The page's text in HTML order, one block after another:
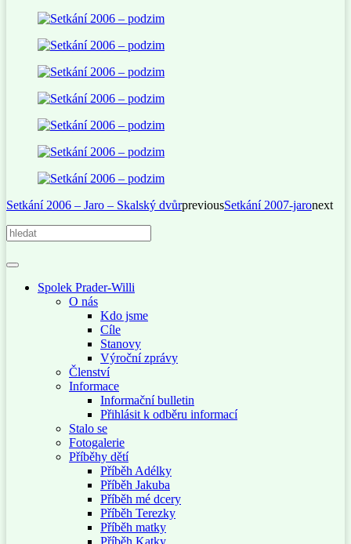
Setkání 2006 – Jaro – Skalský dvůrpreviousSetkání 2007-jaronext
Spolek Prader-Willi
O nás
Kdo jsme
Cíle
Stanovy
Výroční zprávy
Členství
Informace
Informační bulletin
Přihlásit k odběru informací
Stalo se
Fotogalerie
Příběhy dětí
Příběh Adélky
Příběh Jakuba
Příběh mé dcery
Příběh Terezky
Příběh matky
Příběh Katky